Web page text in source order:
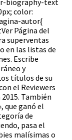
biography-text
color:
autor{
Página del
superventas
en las listas de
Escribe
y
títulos de su
el Reviewers
También
que ganó el
de
pasa el
malísimas o